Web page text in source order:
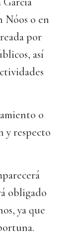
Nóos o en
por
así
o
y respecto
obligado
ya que